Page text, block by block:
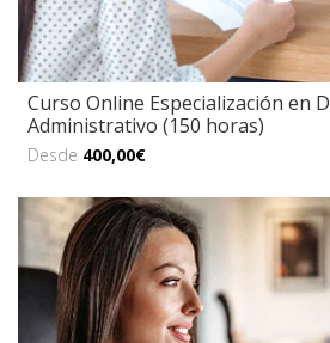
Curso Online Especialización en
Administrativo (150 horas)
Desde 400,00€